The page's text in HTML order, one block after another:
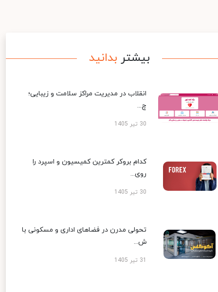
بیشتر بدانید
انقلاب در مدیریت مراکز سلامت و زیبایی؛
چ...
30 تیر 1405
کدام بروکر کمترین کمیسیون و اسپرد را
روی...
30 تیر 1405
تحولی مدرن در فضاهای اداری و مسکونی با
ش...